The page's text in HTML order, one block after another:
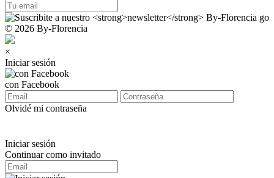
© 2026 By-Florencia
×
Iniciar sesión
con Facebook
Olvidé mi contraseña
Iniciar sesión
Continuar como invitado